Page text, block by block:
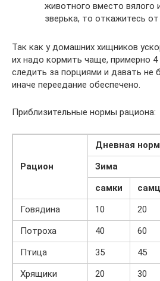
животного вместо вялого
зверька, то откажитесь
Так как у домашних хищников
их надо кормить чаще, примерно
следить за порциями и давать не
иначе переедание обеспечено.
Приблизительные нормы рациона:
Рацион
Дневная
Зима
самки
Говядина
10 20
Потроха
40 60
Птица
35 45
Хрящики
20 30